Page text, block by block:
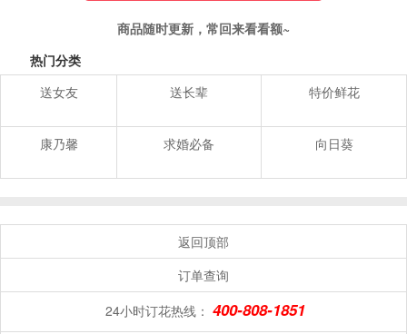
商品随时更新，常回来看看额~
热门分类
送女友
送长辈 特价鲜花
康乃馨 求婚必备 向日葵
返回顶部
订单查询
24小时订花热线： 400-808-1851